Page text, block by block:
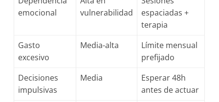
emocional
vulnerabilidad
espaciadas +
terapia
Gasto
excesivo
Media-alta
Límite mensual
prefijado
Decisiones
impulsivas
Media
Esperar 48h
antes de actuar